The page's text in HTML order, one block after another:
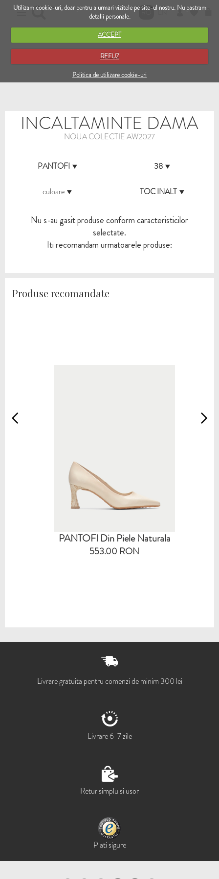
Utilizam cookie-uri, doar pentru a urmari vizitele pe site-ul nostru. Nu pastram
detalii personale.
ACCEPT
REFUZ
Politica de utilizare cookie-uri
RO EN
INCALTAMINTE DAMA
NOUA COLECTIE AW2027
PANTOFI 38
culoare TOC INALT
Nu s-au gasit produse conform caracteristicilor
selectate.
Iti recomandam urmatoarele produse:
Produse recomandate
PANTOFI Din Piele Naturala
553.00 RON
Livrare gratuita pentru comenzi de minim 300 lei
Livrare 6-7 zile
Retur simplu si usor
Plati sigure